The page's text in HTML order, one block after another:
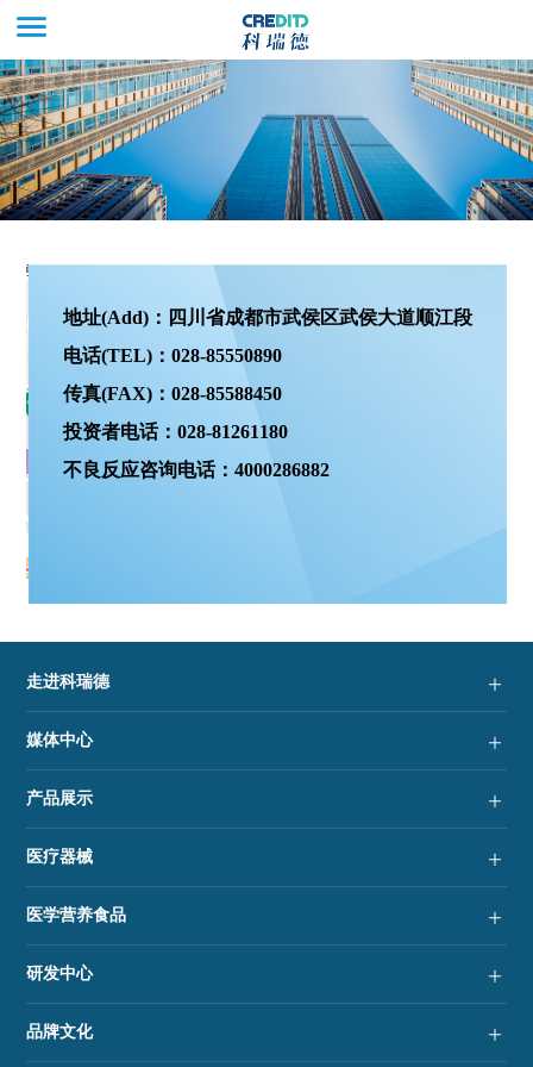
地址(Add)：四川省成都市武侯区武侯大道顺江段
电话(TEL)：028-85550890
传真(FAX)：028-85588450
投资者电话：028-81261180
不良反应咨询电话：4000286882
走进科瑞德
媒体中心
产品展示
医疗器械
医学营养食品
研发中心
品牌文化